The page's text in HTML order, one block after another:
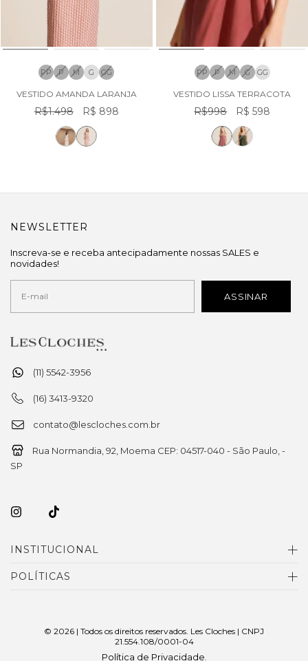
PP P M G GG
VESTIDO AMANDA LARANJA
R$1.498 R$ 898
PP P M G GG
VESTIDO LISSA TERRACOTA
R$998 R$ 598
(11) 5542-3956
(16) 3413-9320
contato@lescloches.com.br
Rua Normandia, 92, Moema CEP: 04517-040 - São Paulo, -
SP
INSTITUCIONAL
POLÍTICAS
NEWSLETTER
Inscreva-se e receba antecipadamente nossas SALES e
novidades!
© 2026 | Todos os direitos reservados. Les Cloches | CNPJ
21.554.108/0001-04
Política de Privacidade